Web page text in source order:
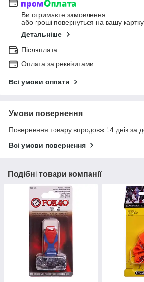
Ви отримаєте замовлення
або гроші повернуться на вашу картку
Детальніше
Післяплата
Оплата за реквізитами
Всі умови оплати
Умови повернення
Повернення товару впродовж 14 днів за
Всі умови повернення
Подібні товари компанії